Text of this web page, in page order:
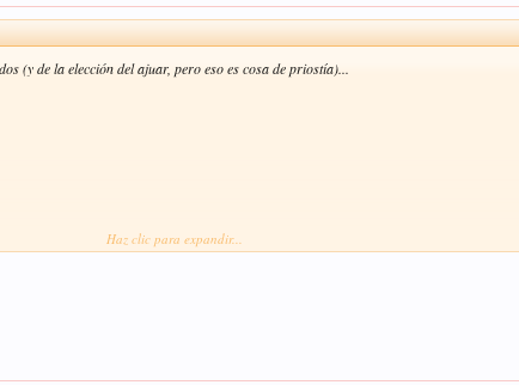
(y de la elección del ajuar, pero eso es cosa de priostía)...
Haz clic para expandir...